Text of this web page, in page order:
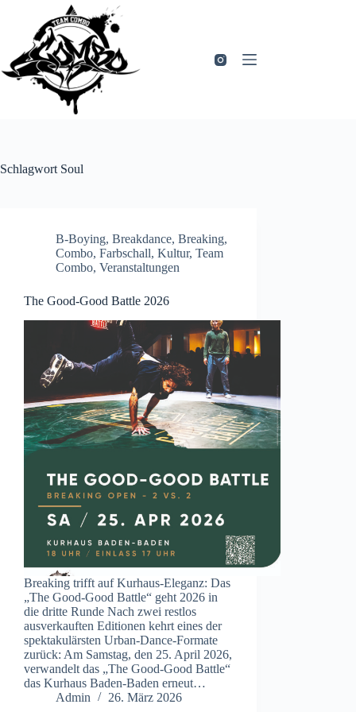
springen
Schlagwort Soul
B-Boying, Breakdance, Breaking,
Combo, Farbschall, Kultur, Team
Combo, Veranstaltungen
The Good-Good Battle 2026
Breaking trifft auf Kurhaus-Eleganz: Das
„The Good-Good Battle“ geht 2026 in
die dritte Runde Nach zwei restlos
ausverkauften Editionen kehrt eines der
spektakulärsten Urban-Dance-Formate
zurück: Am Samstag, den 25. April 2026,
verwandelt das „The Good-Good Battle“
das Kurhaus Baden-Baden erneut…
Admin
26. März 2026